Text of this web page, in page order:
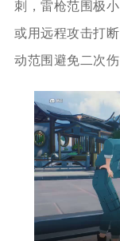
刺，雷枪范围极
或用远程攻击打
动范围避免二次伤